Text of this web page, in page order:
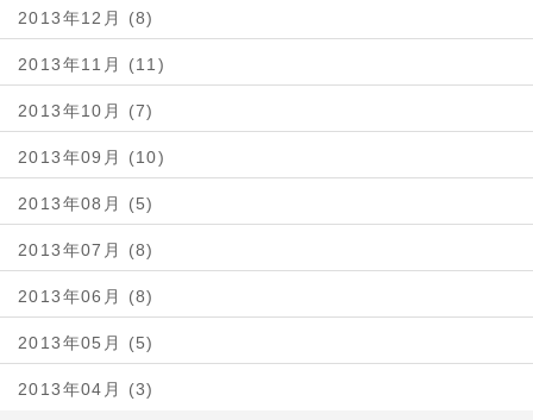
2013年12月 (8)
2013年11月 (11)
2013年10月 (7)
2013年09月 (10)
2013年08月 (5)
2013年07月 (8)
2013年06月 (8)
2013年05月 (5)
2013年04月 (3)